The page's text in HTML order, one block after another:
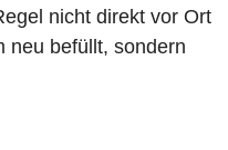
nicht direkt vor Ort
neu befüllt, sondern